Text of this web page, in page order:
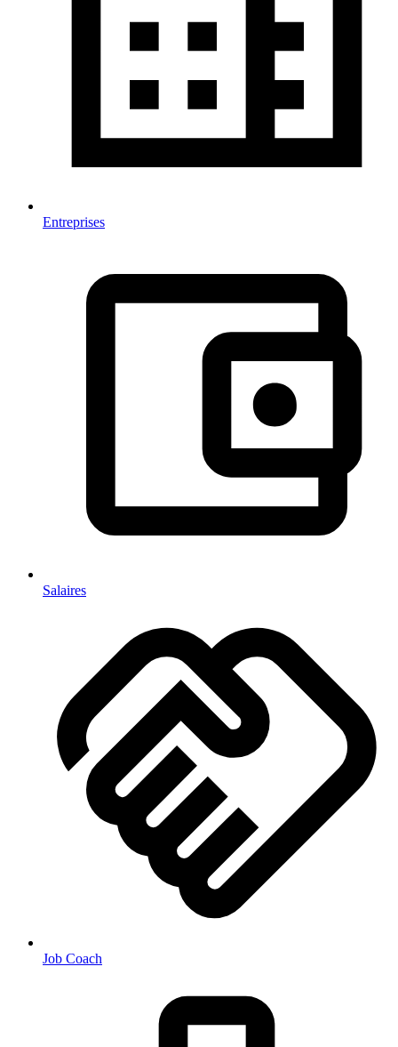
Entreprises
Salaires
Job Coach